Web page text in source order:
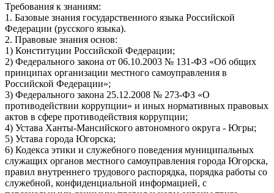
Требования к знаниям:
1. Базовые знания государственного языка Российской
Федерации (русского языка).
2. Правовые знания основ:
1) Конституции Российской Федерации;
2) Федерального закона от 06.10.2003 № 131-ФЗ «Об общих
принципах организации местного самоуправления в
Российской Федерации»;
3) Федерального закона 25.12.2008 № 273-ФЗ «О
противодействии коррупции» и иных нормативных правовых
актов в сфере противодействия коррупции;
4) Устава Ханты-Мансийского автономного округа - Югры;
5) Устава города Югорска;
6) Кодекса этики и служебного поведения муниципальных
служащих органов местного самоуправления города Югорска,
правил внутреннего трудового распорядка, порядка работы со
служебной, конфиденциальной информацией, с